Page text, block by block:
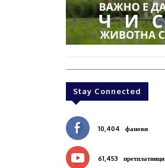
Stay Connected
10,404 фанови
61,453 претплатници